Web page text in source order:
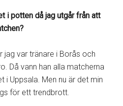
i potten då jag utgår från att
jag var tränare i Borås och
Då vann han alla matcherna
Uppsala. Men nu är det min
för ett trendbrott.